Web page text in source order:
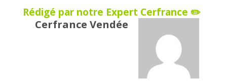
Rédigé par notre Expert Cerfrance ✏️
Cerfrance Vendée